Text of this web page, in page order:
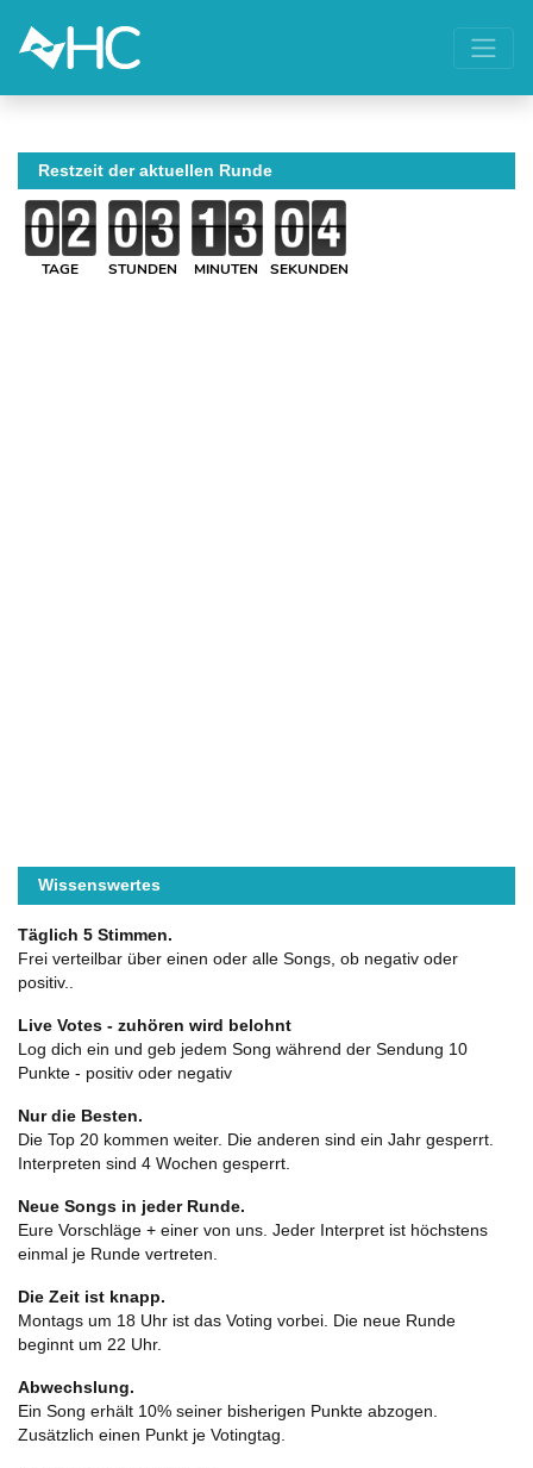
Restzeit der aktuellen Runde
TAGE STUNDEN MINUTEN SEKUNDEN
Wissenswertes
Täglich 5 Stimmen.
Frei verteilbar über einen oder alle Songs, ob negativ oder
positiv..
Live Votes - zuhören wird belohnt
Log dich ein und geb jedem Song während der Sendung 10
Punkte - positiv oder negativ
Nur die Besten.
Die Top 20 kommen weiter. Die anderen sind ein Jahr gesperrt.
Interpreten sind 4 Wochen gesperrt.
Neue Songs in jeder Runde.
Eure Vorschläge + einer von uns. Jeder Interpret ist höchstens
einmal je Runde vertreten.
Die Zeit ist knapp.
Montags um 18 Uhr ist das Voting vorbei. Die neue Runde
beginnt um 22 Uhr.
Abwechslung.
Ein Song erhält 10% seiner bisherigen Punkte abzogen.
Zusätzlich einen Punkt je Votingtag.